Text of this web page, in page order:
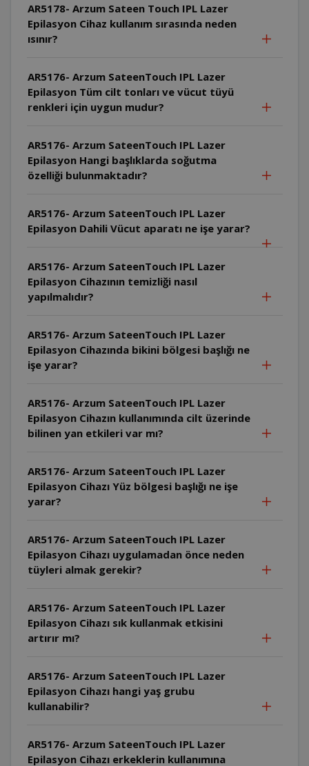
AR5178- Arzum Sateen Touch IPL Lazer
Epilasyon Cihaz kullanım sırasında neden
ısınır?
AR5176- Arzum SateenTouch IPL Lazer
Epilasyon Tüm cilt tonları ve vücut tüyü
renkleri için uygun mudur?
AR5176- Arzum SateenTouch IPL Lazer
Epilasyon Hangi başlıklarda soğutma
özelliği bulunmaktadır?
AR5176- Arzum SateenTouch IPL Lazer
Epilasyon Dahili Vücut aparatı ne işe yarar?
AR5176- Arzum SateenTouch IPL Lazer
Epilasyon Cihazının temizliği nasıl
yapılmalıdır?
AR5176- Arzum SateenTouch IPL Lazer
Epilasyon Cihazında bikini bölgesi başlığı ne
işe yarar?
AR5176- Arzum SateenTouch IPL Lazer
Epilasyon Cihazın kullanımında cilt üzerinde
bilinen yan etkileri var mı?
AR5176- Arzum SateenTouch IPL Lazer
Epilasyon Cihazı Yüz bölgesi başlığı ne işe
yarar?
AR5176- Arzum SateenTouch IPL Lazer
Epilasyon Cihazı uygulamadan önce neden
tüyleri almak gerekir?
AR5176- Arzum SateenTouch IPL Lazer
Epilasyon Cihazı sık kullanmak etkisini
artırır mı?
AR5176- Arzum SateenTouch IPL Lazer
Epilasyon Cihazı hangi yaş grubu
kullanabilir?
AR5176- Arzum SateenTouch IPL Lazer
Epilasyon Cihazı erkeklerin kullanımına